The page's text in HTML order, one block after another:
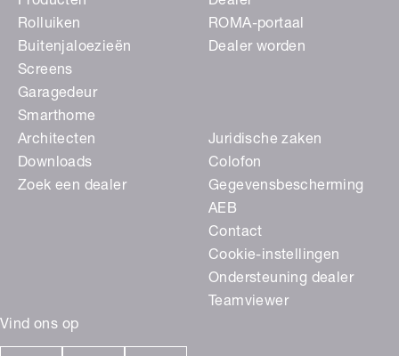
Vind ons op
Rolluiken
Buitenjaloezieën
Screens
Garagedeur
Smarthome
ROMA-portaal
Dealer worden
Architecten
Downloads
Zoek een dealer
Juridische zaken
Colofon
Gegevensbescherming
AEB
Contact
Cookie-instellingen
Ondersteuning dealer
Teamviewer